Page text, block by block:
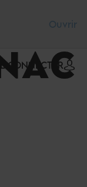
Ouvrir
SE CONNECTER